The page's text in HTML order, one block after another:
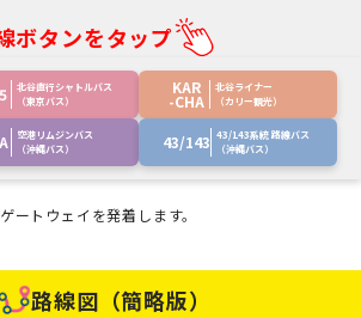
ボタンをタップ
北谷直行シャトルバス
（東京バス）
KAR
-CHA
北谷ライナー
（カリー観光）
空港リムジンバス
（沖縄バス）
43/143 43/143系統 路線バス
（沖縄バス）
ートウェイを発着します。
路線図（簡略版）